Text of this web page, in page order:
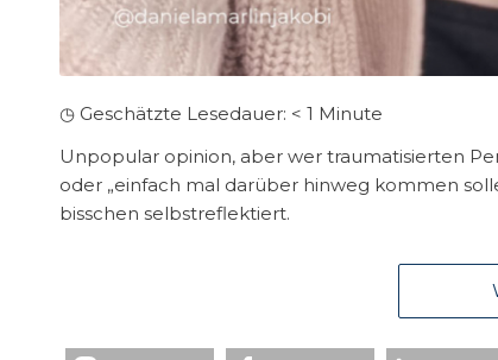
◷ Geschätzte Lesedauer: < 1 Minute
Unpopular opinion, aber wer traumatisierten
oder „einfach mal darüber hinweg kommen
bisschen selbstreflektiert.